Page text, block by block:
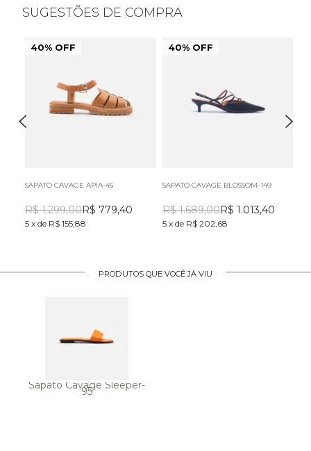
SUGESTÕES DE COMPRA
40% OFF
SAPATO CAVAGE APIA-45
R$ 1.299,00R$ 779,40
5 x de R$ 155,88
40% OFF
SAPATO CAVAGE BLOSSOM-149
R$ 1.689,00R$ 1.013,40
5 x de R$ 202,68
PRODUTOS QUE VOCÊ JÁ VIU
Sapato Cavage Sleeper-
95